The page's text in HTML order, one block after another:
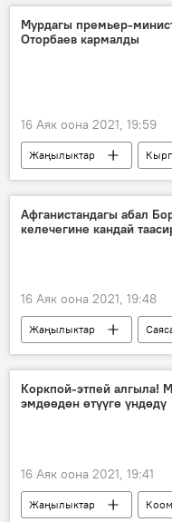
Жаңылыктар
Чалагыз Исабаев
Мурдагы премьер-
Оторбаев кармалды
16 Аяк оона 2021, 19:59
Жаңылыктар
Окуялар
Жоомарт
Кумтөр
УКМК
Афганистандагы абал
келечегине кандай
16 Аяк оона 2021, 19:48
Жаңылыктар
Азия
Ой-пикир
серепчи
пикир
Борбор Азия
Коркпой-этпей алгыла!
эмдөөдөн өтүүгө үндөдү
16 Аяк оона 2021, 19:41
Жаңылыктар Коом